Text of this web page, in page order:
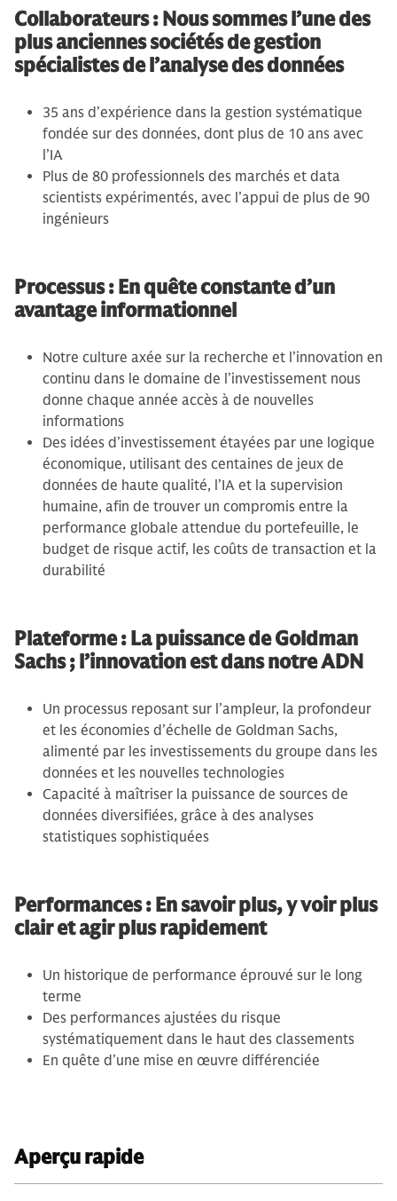
Collaborateurs : Nous sommes l’une des
plus anciennes sociétés de gestion
spécialistes de l’analyse des données
35 ans d’expérience dans la gestion systématique
fondée sur des données, dont plus de 10 ans avec
l’IA
Plus de 80 professionnels des marchés et data
scientists expérimentés, avec l’appui de plus de 90
ingénieurs
Processus : En quête constante d’un
avantage informationnel
Notre culture axée sur la recherche et l’innovation en
continu dans le domaine de l’investissement nous
donne chaque année accès à de nouvelles
informations
Des idées d’investissement étayées par une logique
économique, utilisant des centaines de jeux de
données de haute qualité, l’IA et la supervision
humaine, afin de trouver un compromis entre la
performance globale attendue du portefeuille, le
budget de risque actif, les coûts de transaction et la
durabilité
Plateforme : La puissance de Goldman
Sachs ; l’innovation est dans notre ADN
Un processus reposant sur l’ampleur, la profondeur
et les économies d’échelle de Goldman Sachs,
alimenté par les investissements du groupe dans les
données et les nouvelles technologies
Capacité à maîtriser la puissance de sources de
données diversifiées, grâce à des analyses
statistiques sophistiquées
Performances : En savoir plus, y voir plus
clair et agir plus rapidement
Un historique de performance éprouvé sur le long
terme
Des performances ajustées du risque
systématiquement dans le haut des classements
En quête d’une mise en œuvre différenciée
Aperçu rapide